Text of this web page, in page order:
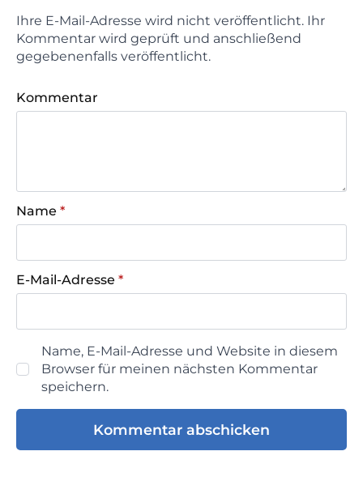
Ihre E-Mail-Adresse wird nicht veröffentlicht. Ihr
Kommentar wird geprüft und anschließend
gegebenenfalls veröffentlicht.
Kommentar
Name *
E-Mail-Adresse *
Name, E-Mail-Adresse und Website in diesem
Browser für meinen nächsten Kommentar
speichern.